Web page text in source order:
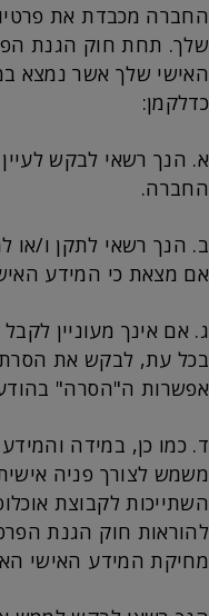
החברה מכבדת את
שלך. תחת חוק הגנת
האישי שלך אשר נמצא
כדלקמן:
א. הנך רשאי לבקש
החברה.
ב. הנך רשאי לתקן ו/או
אם מצאת כי המידע האישי
ג. אם אינך מעוניין
בכל עת, לבקש את
אפשרות ה"הסרה"
ד. כמו כן, במידה
משמש לצורך פניה
השתייכות לקבוצת
להוראות חוק הגנת
מחיקת המידע האישי